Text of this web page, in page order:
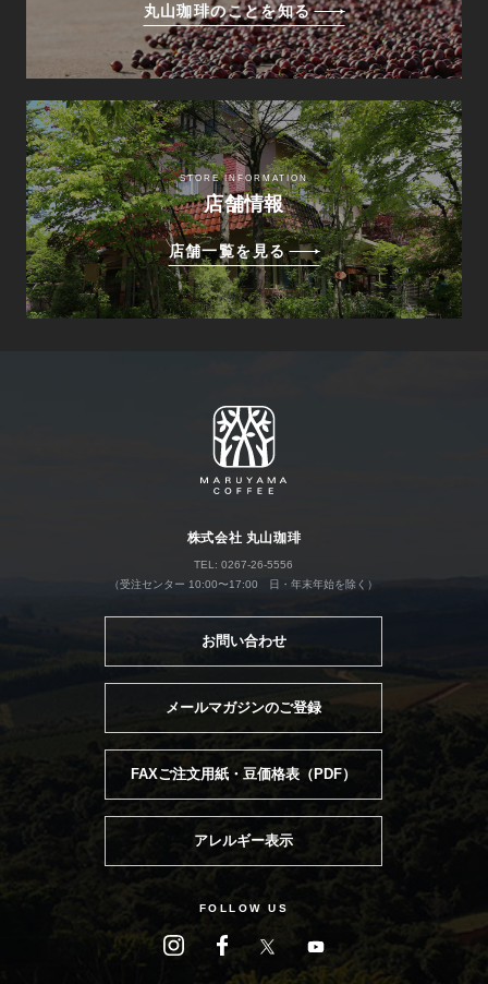
丸山珈琲のことを知る
STORE INFORMATION
店舗情報
店舗一覧を見る
株式会社 丸山珈琲
TEL: 0267-26-5556
（受注センター 10:00〜17:00 日・年末年始を除く）
お問い合わせ
メールマガジンのご登録
FAXご注文用紙・豆価格表（PDF）
アレルギー表示
FOLLOW US